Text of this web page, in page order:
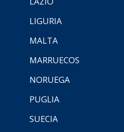
LIGURIA
MALTA
MARRUECOS
NORUEGA
PUGLIA
SUECIA